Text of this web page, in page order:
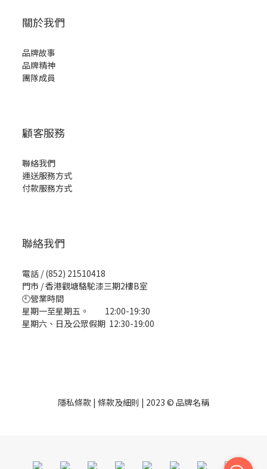
關於我們
品牌故事
品牌精神
團隊成員
顧客服務
聯絡我們
運送服務方式
付款服務方式
聯絡我們
電話 / (852) 21510418
門市 / 香港觀塘駱駝漆三期2樓B室
🕘營業時間
星期一至星期五。 12:00-19:30
星期六、日及公眾假期 12:30-19:00
隱私條款 | 條款及細則 | 2023 © 品牌名稱